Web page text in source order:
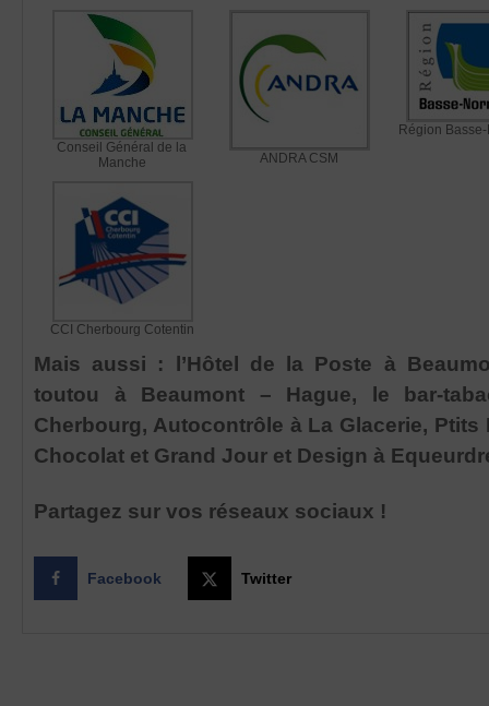
Conseil Général de la
Manche
ANDRA CSM
Région
CCI Cherbourg Cotentin
Mais aussi : l’Hôtel de la Poste à
toutou à Beaumont – Hague, le bar-
Cherbourg, Autocontrôle à La Glacerie, Ptits
Chocolat et Grand Jour et Design à
Partagez sur vos réseaux sociaux !
Facebook Twitter